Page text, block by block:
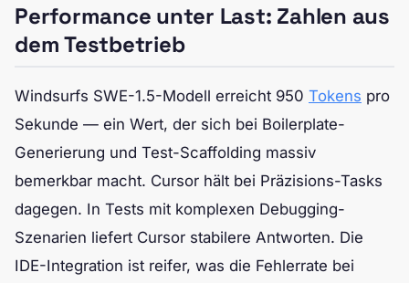
Performance unter Last: Zahlen aus
dem Testbetrieb
Windsurfs SWE-1.5-Modell erreicht 950 Tokens pro
Sekunde — ein Wert, der sich bei Boilerplate-
Generierung und Test-Scaffolding massiv
bemerkbar macht. Cursor hält bei Präzisions-Tasks
dagegen. In Tests mit komplexen Debugging-
Szenarien liefert Cursor stabilere Antworten. Die
IDE-Integration ist reifer, was die Fehlerrate bei